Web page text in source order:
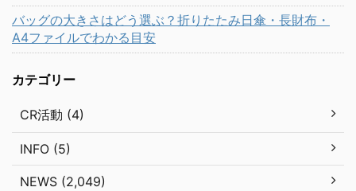
バッグの大きさはどう選ぶ？折りたたみ日傘・長財布・
A4ファイルでわかる目安
カテゴリー
CR活動 (4)
INFO (5)
NEWS (2,049)